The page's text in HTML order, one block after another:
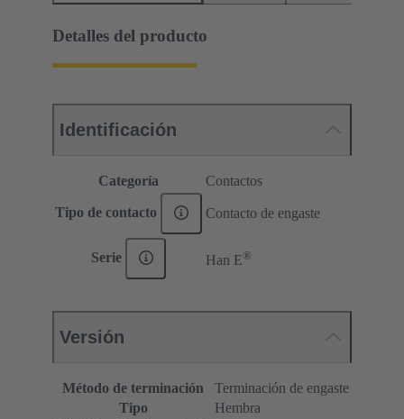
Detalles del producto
Identificación
Categoría Contactos
Tipo de contacto Contacto de engaste
Serie Han E®
Versión
Método de terminación
Terminación de engaste
Tipo
Hembra